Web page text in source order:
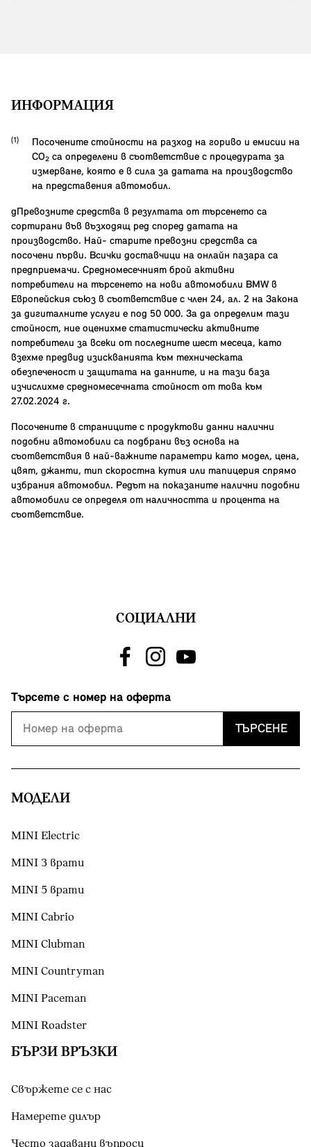
ИНФОРМАЦИЯ
Посочените стойности на разход на гориво и емисии на
CO₂ са определени в съответствие с процедурата за
измерване, която е в сила за датата на производство
на представения автомобил.
gПревозните средства в резултата от търсенето са
сортирани във възходящ ред според датата на
производство. Най- старите превозни средства са
посочени първи. Всички доставчици на онлайн пазара са
предприемачи. Средномесечният брой активни
потребители на търсенето на нови автомобили BMW в
Европейския съюз в съответствие с член 24, ал. 2 на Закона
за дигиталните услуги е под 50 000. За да определим тази
стойност, ние оценихме статистически активните
потребители за всеки от последните шест месеца, като
взехме предвид изискванията към техническата
обезпеченост и защитата на данните, и на тази база
изчислихме средномесечната стойност от това към
27.02.2024 г.
Посочените в страниците с продуктови данни налични
подобни автомобили са подбрани въз основа на
съответствия в най-важните параметри като модел, цена,
цвят, джанти, тип скоростна кутия или тапицерия спрямо
избрания автомобил. Редът на показаните налични подобни
автомобили се определя от наличността и процента на
съответствие.
СОЦИАЛНИ
Търсете с номер на оферта
ТЪРСЕНЕ
МОДЕЛИ
MINI Electric
MINI 3 врати
MINI 5 врати
MINI Cabrio
MINI Clubman
MINI Countryman
MINI Paceman
MINI Roadster
БЪРЗИ ВРЪЗКИ
Свържете се с нас
Намерете дилър
Често задавани въпроси